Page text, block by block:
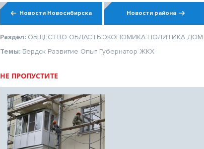
Новости Новосибирска Новости района
Раздел: ОБЩЕСТВО ОБЛАСТЬ ЭКОНОМИКА ПОЛИТИКА ДОМ
Темы: Бердск Развитие Опыт Губернатор ЖКХ
НЕ ПРОПУСТИТЕ